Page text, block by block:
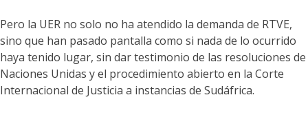
Pero la UER no solo no ha atendido la demanda de RTVE,
sino que han pasado pantalla como si nada de lo ocurrido
haya tenido lugar, sin dar testimonio de las resoluciones de
Naciones Unidas y el procedimiento abierto en la Corte
Internacional de Justicia a instancias de Sudáfrica.